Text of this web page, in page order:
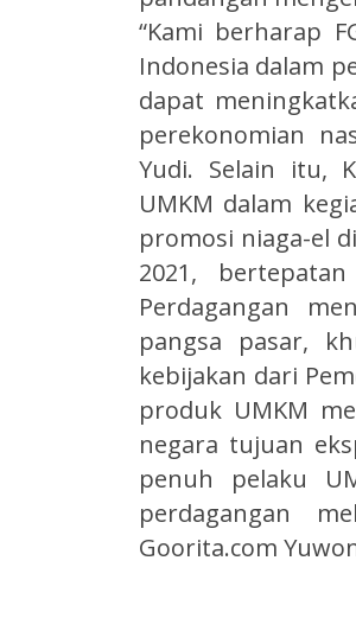
“Kami berharap
Indonesia dalam
dapat
perekonomian
Yudi. Selain itu,
UMKM dalam
promosi niaga-el
2021,
Perdagangan
pangsa pasar,
kebijakan dari
produk UMKM
negara tujuan
penuh pelaku
perdagangan
Goorita.com